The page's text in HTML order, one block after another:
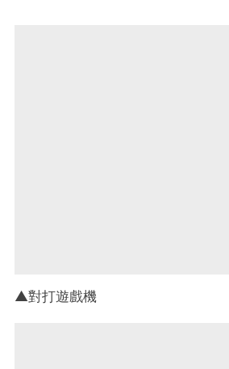
▲對打遊戲機